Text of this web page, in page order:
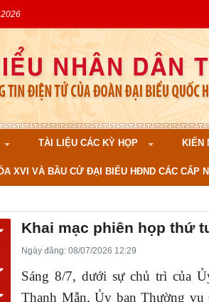
TÀI LIỆU CÁC KỲ HỌP KIẾN
XVI VÀ BẦU CỬ ĐẠI BIỂU HĐND CÁC CẤP
Khai mạc phiên họp thứ
Ngày đăng: 08/07/2026 12:29
Sáng 8/7, dưới sự chủ trì của
Thanh Mẫn, Ủy ban Thường vụ